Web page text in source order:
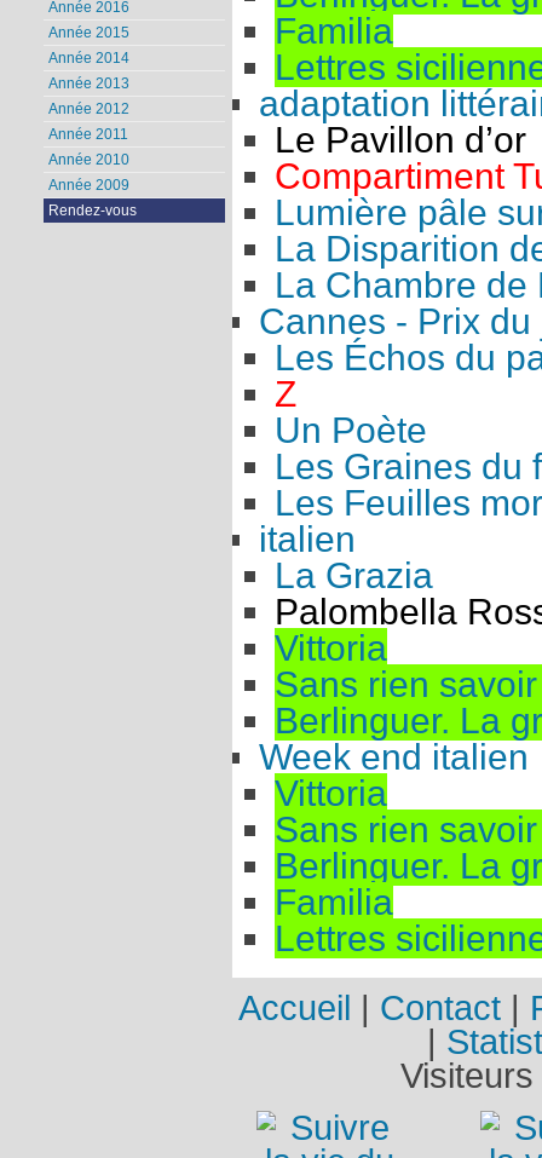
Familia
Lettres
adaptation
Le Pavillon d’or
Compartiment
Lumière pâle
La Disparition
La Chambre de
Cannes - Prix du
Les Échos du
Z
Un Poète
Les Graines du
Les Feuilles
italien
La Grazia
Palombella
Vittoria
Sans rien savoir
Berlinguer. La
Week end italien
Vittoria
Sans rien savoir
Berlinguer. La
Familia
Lettres
Année 2016
Année 2015
Année 2014
Année 2013
Année 2012
Année 2011
Année 2010
Année 2009
Rendez-vous
Accueil | Contact |
|